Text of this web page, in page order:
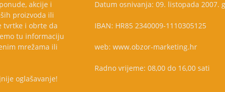
akcije i
proizvoda ili
tvrtke i obrte da
tu informaciju
mrežama ili
oglašavanje!
Datum osnivanja: 09. listopada 2007.
IBAN: HR85 2340009-1110305125
web: www.obzor-marketing.hr
Radno vrijeme: 08,00 do 16,00 sati